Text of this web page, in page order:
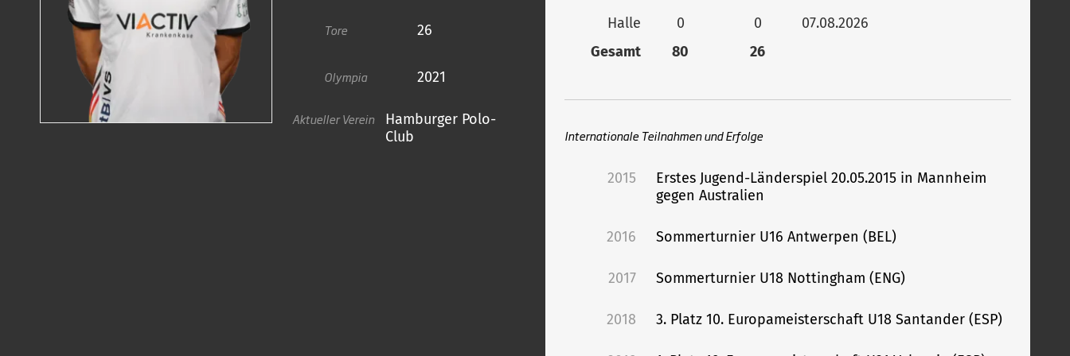
Tore 26
Olympia 2021
Aktueller Verein
Hamburger Polo-
Club
Halle
0 0
07.08.2026
Gesamt
80 26
Internationale Teilnahmen und Erfolge
2015
Erstes Jugend-Länderspiel 20.05.2015 in Mannheim
gegen Australien
2016 Sommerturnier U16 Antwerpen (BEL)
2017 Sommerturnier U18 Nottingham (ENG)
2018 3. Platz 10. Europameisterschaft U18 Santander (ESP)